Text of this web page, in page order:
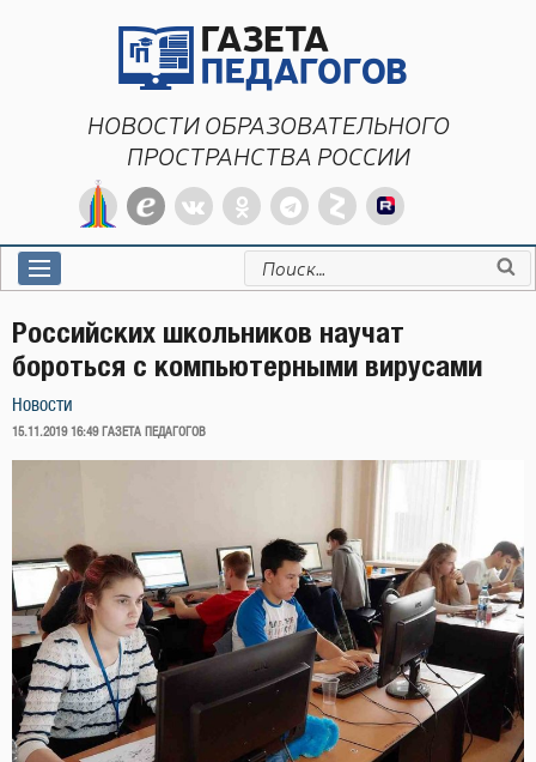
НОВОСТИ ОБРАЗОВАТЕЛЬНОГО
ПРОСТРАНСТВА РОССИИ
Искать:
Российских школьников научат
бороться с компьютерными вирусами
Новости
ОПУБЛИКОВАНО
15.11.2019 16:49 ГАЗЕТА ПЕДАГОГОВ